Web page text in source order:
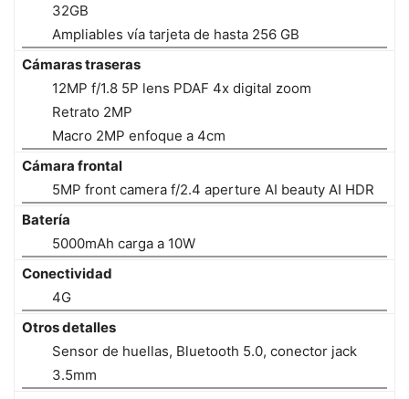
32GB
Ampliables vía tarjeta de hasta 256 GB
Cámaras traseras
12MP f/1.8 5P lens PDAF 4x digital zoom
Retrato 2MP
Macro 2MP enfoque a 4cm
Cámara frontal
5MP front camera f/2.4 aperture AI beauty AI HDR
Batería
5000mAh carga a 10W
Conectividad
4G
Otros detalles
Sensor de huellas, Bluetooth 5.0, conector jack
3.5mm